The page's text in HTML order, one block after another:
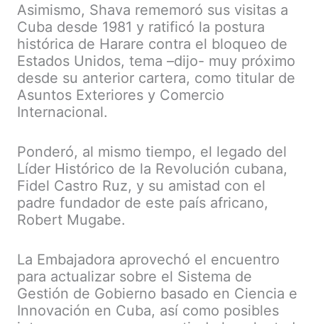
Asimismo, Shava rememoró sus visitas a
Cuba desde 1981 y ratificó la postura
histórica de Harare contra el bloqueo de
Estados Unidos, tema –dijo- muy próximo
desde su anterior cartera, como titular de
Asuntos Exteriores y Comercio
Internacional.
Ponderó, al mismo tiempo, el legado del
Líder Histórico de la Revolución cubana,
Fidel Castro Ruz, y su amistad con el
padre fundador de este país africano,
Robert Mugabe.
La Embajadora aprovechó el encuentro
para actualizar sobre el Sistema de
Gestión de Gobierno basado en Ciencia e
Innovación en Cuba, así como posibles